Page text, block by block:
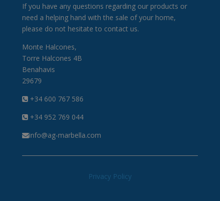
If you have any questions regarding our products or
need a helping hand with the sale of your home,
please do not hesitate to contact us.
Monte Halcones,
Torre Halcones 4B
Benahavis
29679
+34 600 767 586
+34 952 769 044
info@ag-marbella.com
Privacy Policy